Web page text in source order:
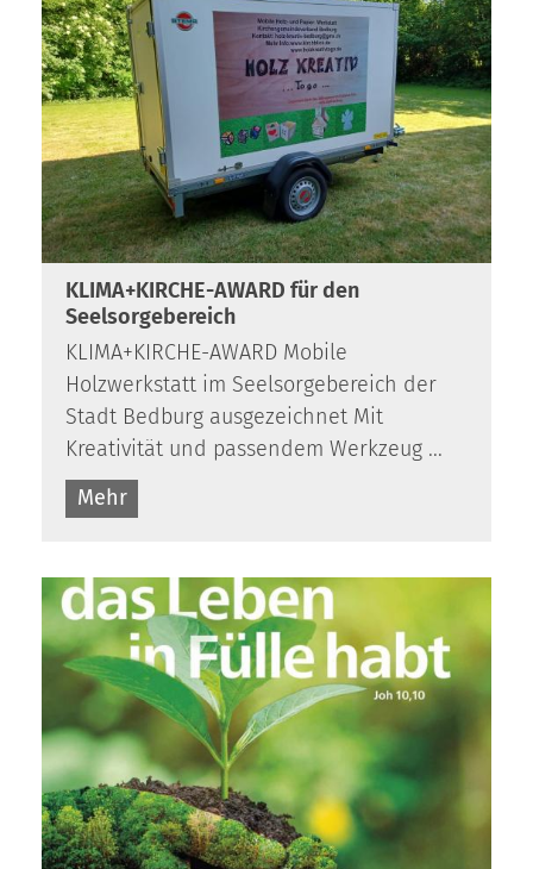
KLIMA+KIRCHE-AWARD für den
Seelsorgebereich
KLIMA+KIRCHE-AWARD Mobile
Holzwerkstatt im Seelsorgebereich der
Stadt Bedburg ausgezeichnet Mit
Kreativität und passendem Werkzeug ...
Mehr